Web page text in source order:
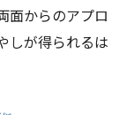
のコツ
タイム
面からのアプロ
しが得られるは